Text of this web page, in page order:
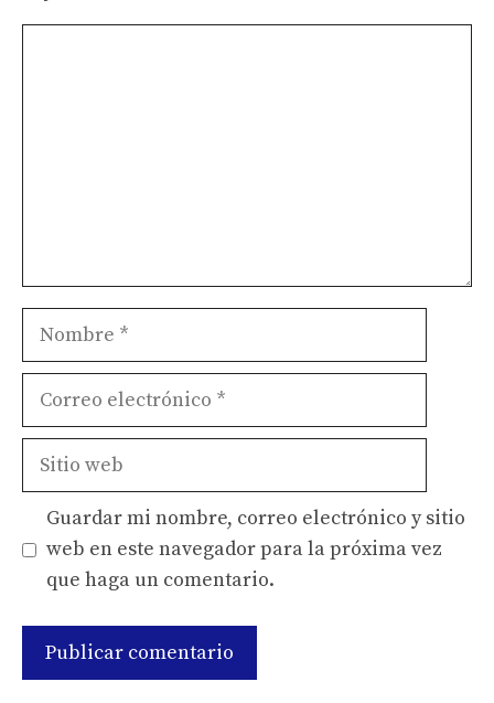
Nombre
Correo
Sitio
Guardar mi nombre, correo electrónico y sitio
web en este navegador para la próxima vez
que haga un comentario.